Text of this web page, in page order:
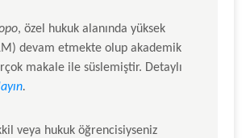
, özel hukuk alanında yüksek
devam etmekte olup akademik
makale ile süslemiştir. Detaylı
.
veya hukuk öğrencisiyseniz